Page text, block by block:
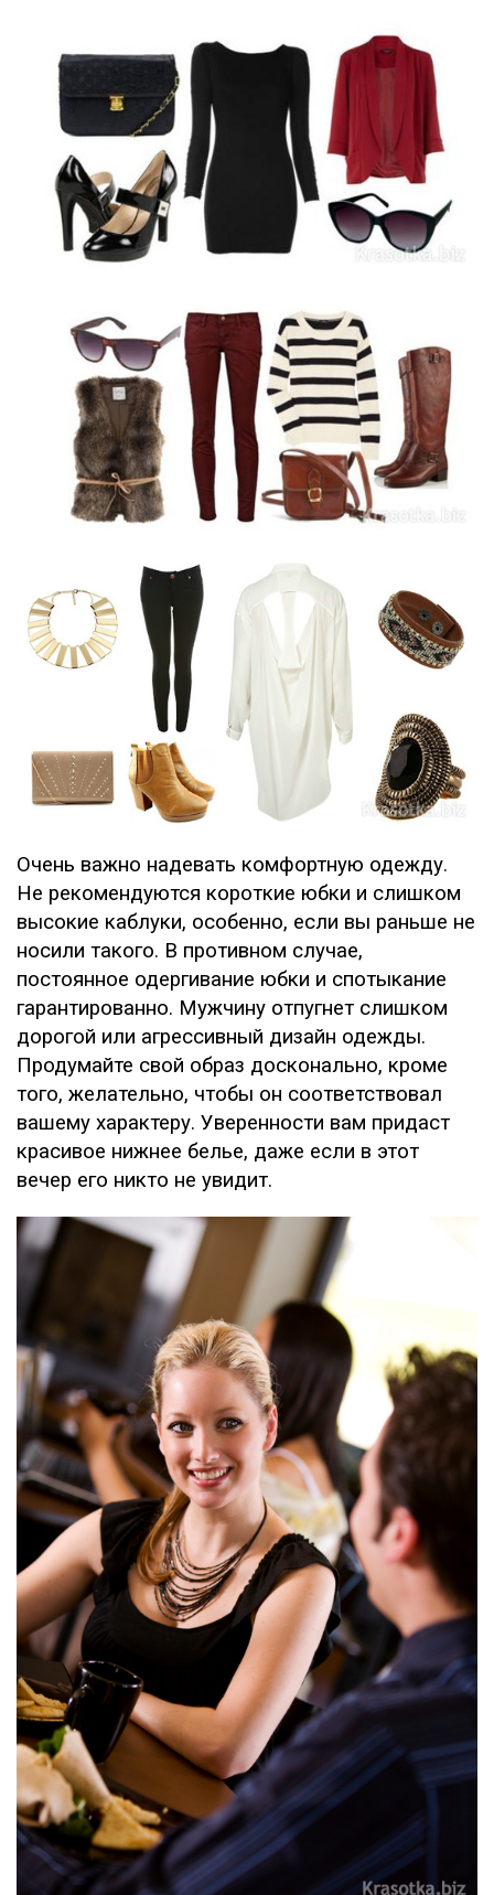
Очень важно надевать комфортную одежду.
Не рекомендуются короткие юбки и слишком
высокие каблуки, особенно, если вы раньше не
носили такого. В противном случае,
постоянное одергивание юбки и спотыкание
гарантированно. Мужчину отпугнет слишком
дорогой или агрессивный дизайн одежды.
Продумайте свой образ досконально, кроме
того, желательно, чтобы он соответствовал
вашему характеру. Уверенности вам придаст
красивое нижнее белье, даже если в этот
вечер его никто не увидит.